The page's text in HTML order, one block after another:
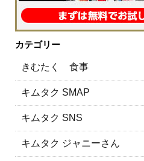
カテゴリー
きむたく 食事
キムタク SMAP
キムタク SNS
キムタク ジャニーさん